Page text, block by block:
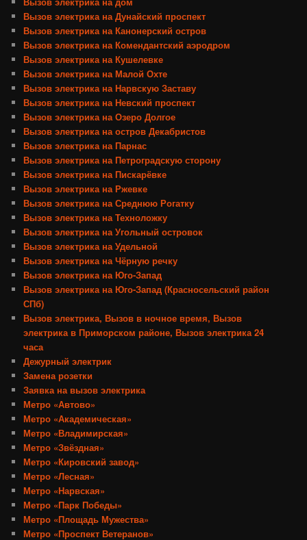
Вызов электрика на Дунайский проспект
Вызов электрика на Канонерский остров
Вызов электрика на Комендантский аэродром
Вызов электрика на Кушелевке
Вызов электрика на Малой Охте
Вызов электрика на Нарвскую Заставу
Вызов электрика на Невский проспект
Вызов электрика на Озеро Долгое
Вызов электрика на остров Декабристов
Вызов электрика на Парнас
Вызов электрика на Петроградскую сторону
Вызов электрика на Пискарёвке
Вызов электрика на Ржевке
Вызов электрика на Среднюю Рогатку
Вызов электрика на Техноложку
Вызов электрика на Угольный островок
Вызов электрика на Удельной
Вызов электрика на Чёрную речку
Вызов электрика на Юго-Запад
Вызов электрика на Юго-Запад (Красносельский район
СПб)
Вызов электрика, Вызов в ночное время, Вызов
электрика в Приморском районе, Вызов электрика 24
часа
Дежурный электрик
Замена розетки
Заявка на вызов электрика
Метро «Автово»
Метро «Академическая»
Метро «Владимирская»
Метро «Звёздная»
Метро «Кировский завод»
Метро «Лесная»
Метро «Нарвская»
Метро «Парк Победы»
Метро «Площадь Мужества»
Метро «Проспект Ветеранов»